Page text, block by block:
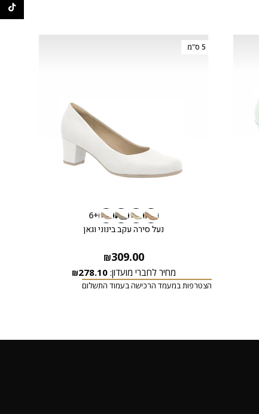
5 ס"מ
+6
נעל סירה עקב בינוני וגאן
₪309.00
מחיר לחברי מועדון: ₪278.10
הצטרפות במעמד הרכישה בעמוד התשלום